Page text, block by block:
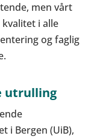
men vårt
i alle
og faglig
utrulling
i Bergen (UiB),